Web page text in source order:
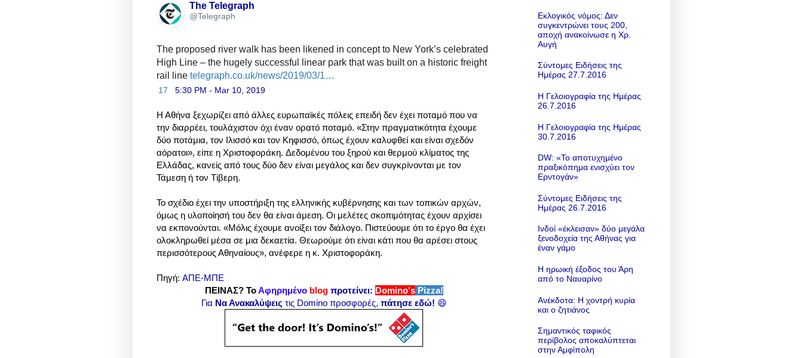
The Telegraph
@Telegraph
The proposed river walk has been likened in concept to New York’s celebrated
High Line – the hugely successful linear park that was built on a historic freight
rail line h
t
p
s
:
/
/
w
w
.
telegraph.co.uk/news/2019/03/10
h
e
n
s
a
t
c
h
e
a
m
b
…
17 5:30 PM - Mar 10, 2019
Η Αθήνα ξεχωρίζει από άλλες ευρωπαϊκές πόλεις επειδή δεν έχει ποταμό που να
την διαρρέει, τουλάχιστον όχι έναν ορατό ποταμό. «Στην πραγματικότητα έχουμε
δύο ποτάμια, τον Ιλισσό και τον Κηφισσό, όπως έχουν καλυφθεί και είναι σχεδόν
αόρατοι», είπε η Χριστοφοράκη. Δεδομένου του ξηρού και θερμού κλίματος της
Ελλάδας, κανείς από τους δύο δεν είναι μεγάλος και δεν συγκρίνονται με τον
Τάμεση ή τον Τίβερη.
Το σχέδιο έχει την υποστήριξη της ελληνικής κυβέρνησης και των τοπικών αρχών,
όμως η υλοποίησή του δεν θα είναι άμεση. Οι μελέτες σκοπιμότητας έχουν αρχίσει
να εκπονούνται. «Μόλις έχουμε ανοίξει τον διάλογο. Πιστεύουμε ότι το έργο θα έχει
ολοκληρωθεί μέσα σε μια δεκαετία. Θεωρούμε ότι είναι κάτι που θα αρέσει στους
περισσότερους Αθηναίους», ανέφερε η κ. Χριστοφοράκη.
Πηγή: ΑΠΕ-ΜΠΕ
ΠΕΙΝΑΣ? ΤοΑφηρημένο blog προτείνει: Domino'sPizza!
Για Να Ανακαλύψεις τις Domino προσφορές, πάτησε εδώ! 😄
Εκλογικός νόμος: Δεν
συγκεντρώνει τους 200,
αποχή ανακοίνωσε η Χρ.
Αυγή
Σύντομες Ειδήσεις της
Ημέρας 27.7.2016
Η Γελοιογραφία της Ημέρας
26.7.2016
Η Γελοιογραφία της Ημέρας
30.7.2016
DW: «To αποτυχημένο
πραξικόπημα ενισχύει τον
Ερντογάν»
Σύντομες Ειδήσεις της
Ημέρας 26.7.2016
Ινδοί «έκλεισαν» δύο μεγάλα
ξενοδοχεία της Αθήνας για
έναν γάμο
Η ηρωική έξοδος του Άρη
από το Ναυαρίνο
Ανέκδοτα: Η χοντρή κυρία
και ο ζητιάνος
Σημαντικός ταφικός
περίβολος αποκαλύπτεται
στην Αμφίπολη